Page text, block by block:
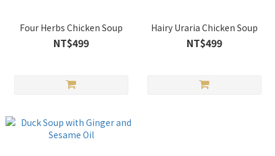
Four Herbs Chicken Soup
NT$499
Hairy Uraria Chicken Soup
NT$499